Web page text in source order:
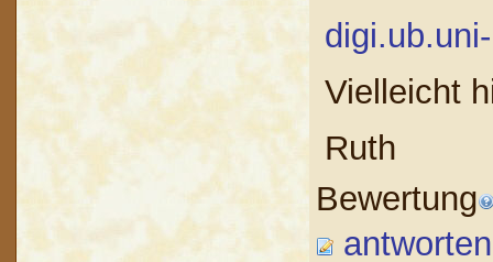
Vielleicht
Ruth
Bewertung
antworten